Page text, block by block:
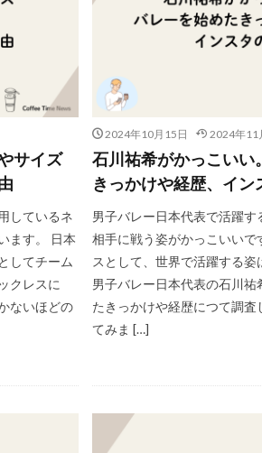
サイズ
しているネ
ます。 日本
してチーム
クレスに
ないほどの
2024年10月15日 2024年11
石川祐希がかっこいい
きっかけや経歴、イン
男子バレー日本代表で活躍
相手に戦う姿がかっこいいで
スとして、世界で活躍する姿
男子バレー日本代表の石川
たきっかけや経歴につて調
てみま […]